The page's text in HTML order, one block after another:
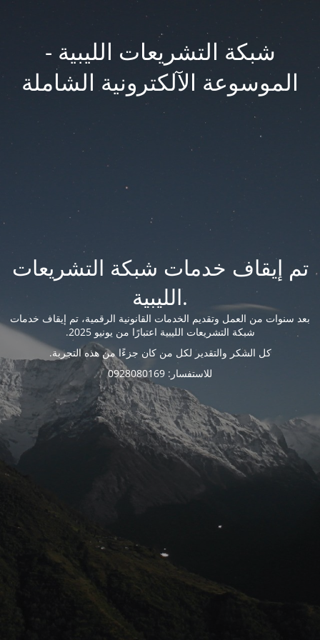
شبكة التشريعات الليبية -
الموسوعة الآلكترونية الشاملة
تم إيقاف خدمات شبكة التشريعات
الليبية.
بعد سنوات من العمل وتقديم الخدمات القانونية الرقمية، تم إيقاف خدمات
شبكة التشريعات الليبية اعتبارًا من يونيو 2025.
كل الشكر والتقدير لكل من كان جزءًا من هذه التجربة.
للاستفسار: 0928080169